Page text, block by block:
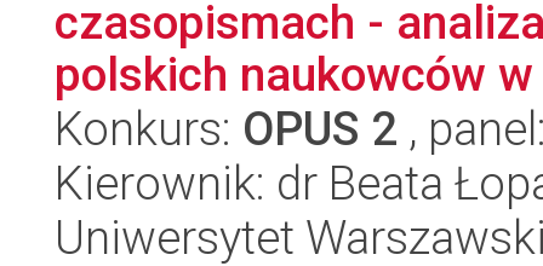
czasopismach -
polskich naukowców
Konkurs: OPUS 2 ,
Kierownik: dr Beata
Uniwersytet